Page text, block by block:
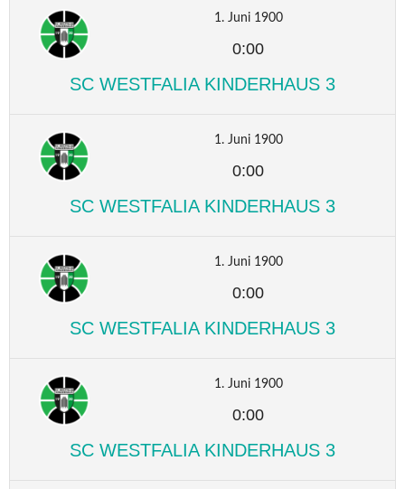
1. Juni 1900
0:00
SC WESTFALIA KINDERHAUS 3
1. Juni 1900
0:00
SC WESTFALIA KINDERHAUS 3
1. Juni 1900
0:00
SC WESTFALIA KINDERHAUS 3
1. Juni 1900
0:00
SC WESTFALIA KINDERHAUS 3